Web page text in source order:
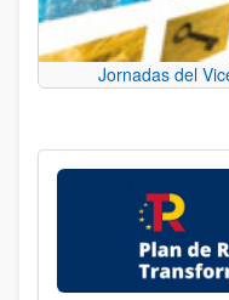
Jornadas del